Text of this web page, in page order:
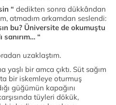
“ dedikten sonra dükkândan
atmadım arkamdan seslendi:
bu? Üniversite de okumuştu
sanırım… “
uzaklaştım.
yaşlı bir amca çıktı. Süt sağım
bir iskemleye oturmuş
güğümün kapağını
tüyleri dökük,